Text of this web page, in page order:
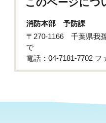
消防本部 予防課
〒270-1166 千葉県我
で
電話：04-7181-7702 フ